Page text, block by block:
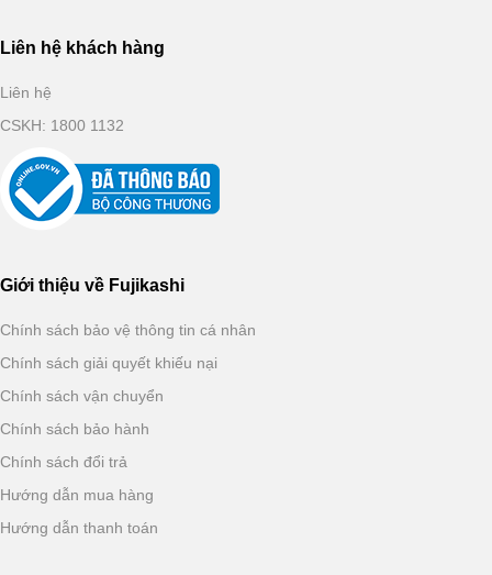
Liên hệ khách hàng
Liên hệ
CSKH: 1800 1132
Giới thiệu về Fujikashi
Chính sách bảo vệ thông tin cá nhân
Chính sách giải quyết khiếu nại
Chính sách vận chuyển
Chính sách bảo hành
Chính sách đổi trả
Hướng dẫn mua hàng
Hướng dẫn thanh toán